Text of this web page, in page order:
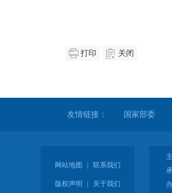
打印 关闭
友情链接：
网站地图 联系我们
版权声明 关于我们